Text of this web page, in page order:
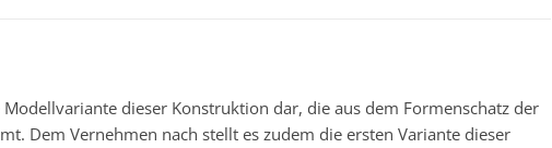
dieser Konstruktion dar, die aus dem Formenschatz der
Dem Vernehmen nach stellt es zudem die ersten Variante dieser